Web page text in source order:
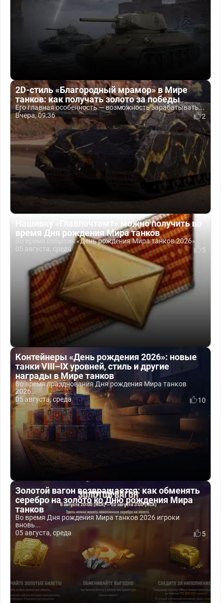
2D-стиль «Благородный мрамор» в Мире
танков: как получать золото за победы
Его главная особенность — возможность зарабатывать...
Вчера, 09:36
2
Нашивку «Главпочтамт» можно получить во
время Дня рождения Мира танков
Во время события «День рождения Мира танков 2026»...
05 августа, среда
5
Контейнеры «День рождения 2026»: новые
танки VIII–IX уровней, стиль и другие
награды в Мире танков
Во время празднования Дня рождения Мира танков
2026...
05 августа, среда
10
Золотой вагон возвращается: как обменять
серебро на золото ко Дню рождения Мира
танков
Во время Дня рождения Мира танков 2026 игроки
вновь...
05 августа, среда
5